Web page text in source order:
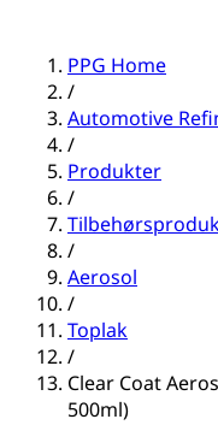
PPG Home
/
Automotive
/
Produkter
/
/
Aerosol
/
Toplak
/
Clear Coat
500ml)